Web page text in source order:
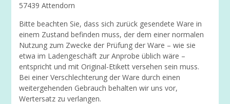
57439 Attendorn
Bitte beachten Sie, dass sich zurück gesendete Ware in
einem Zustand befinden muss, der dem einer normalen
Nutzung zum Zwecke der Prüfung der Ware – wie sie
etwa im Ladengeschäft zur Anprobe üblich wäre –
entspricht und mit Original-Etikett versehen sein muss.
Bei einer Verschlechterung der Ware durch einen
weitergehenden Gebrauch behalten wir uns vor,
Wertersatz zu verlangen.